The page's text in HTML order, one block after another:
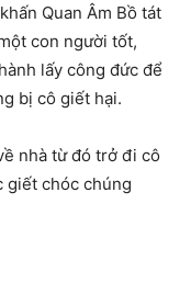
Quan Âm Bồ tát
con người tốt,
lấy công đức để
bị cô giết hại.
nhà từ đó trở đi cô
giết chóc chúng